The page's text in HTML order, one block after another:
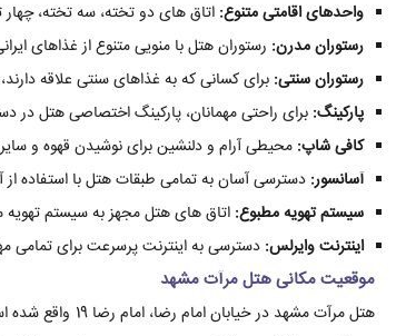
واحدهای اقامتی متنوع: اتاق های دو تخته، سه تخته،
رستوران مدرن: رستوران هتل با منویی متنوع از غذاهای
رستوران سنتی: برای کسانی که به غذاهای سنتی علاقه
پارکینگ: برای راحتی مهمانان، پارکینگ اختصاصی هتل
کافی شاپ: محیطی آرام و دلنشین برای نوشیدن قهوه و
آسانسور: دسترسی آسان به تمامی طبقات هتل با استفاده از
سیستم تهویه مطبوع: اتاق های هتل مجهز به سیستم
اینترنت وایرلس: دسترسی به اینترنت پرسرعت برای تمامی
موقعیت مکانی هتل مرآت مشهد